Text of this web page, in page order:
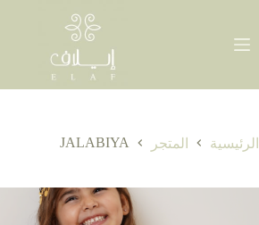
المحتوى
الرئيسية المتجر JALABIYA